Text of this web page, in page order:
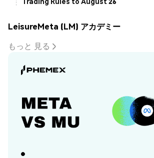
LeisureMeta (LM) アカデミー
もっと 見る